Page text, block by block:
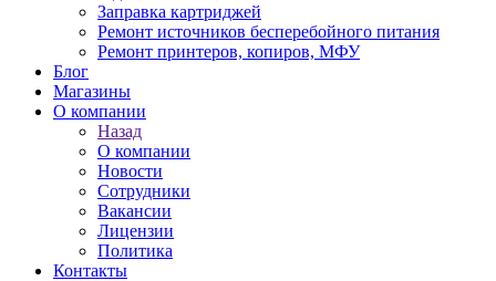
Заправка картриджей
Ремонт источников бесперебойного питания
Ремонт принтеров, копиров, МФУ
Блог
Магазины
О компании
Назад
О компании
Новости
Сотрудники
Вакансии
Лицензии
Политика
Контакты